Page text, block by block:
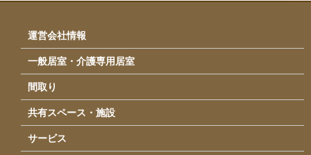
採用情報
運営会社情報
アクセス
お問い合わせ
運営会社情報
一般居室・介護専用居室
間取り
共有スペース・施設
サービス